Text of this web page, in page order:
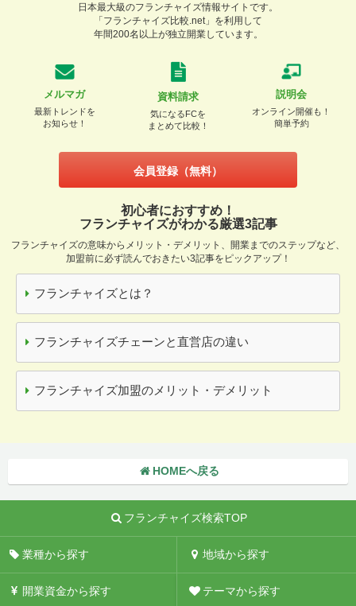
日本最大級のフランチャイズ情報サイトです。
「フランチャイズ比較.net」を利用して
年間200名以上が独立開業しています。
メルマガ
最新トレンドを
お知らせ！
資料請求
気になるFCを
まとめて比較！
説明会
オンライン開催も！
簡単予約
会員登録（無料）
初心者におすすめ！
フランチャイズがわかる厳選3記事
フランチャイズの意味からメリット・デメリット、開業までのステップなど、
加盟前に必ず読んでおきたい3記事をピックアップ！
フランチャイズとは？
フランチャイズチェーンと直営店の違い
フランチャイズ加盟のメリット・デメリット
HOMEへ戻る
フランチャイズ検索TOP
業種から探す 地域から探す
開業資金から探す テーマから探す